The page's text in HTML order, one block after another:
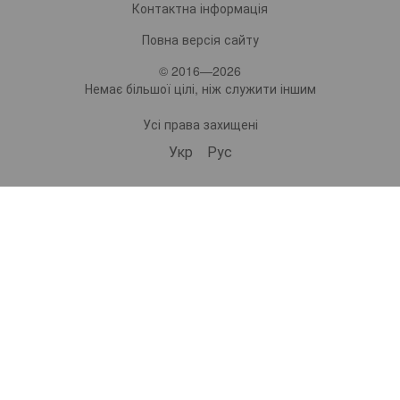
Контактна інформація
Повна версія сайту
© 2016—2026
Немає більшої цілі, ніж служити іншим
Усі права захищені
Укр Рус